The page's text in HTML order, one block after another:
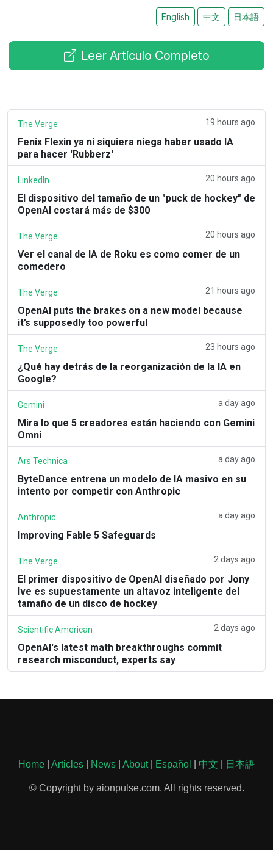
English 中文 日本語
Leer Artículo Completo
The Verge 19 hours ago
Fenix Flexin ya ni siquiera niega haber usado IA
para hacer 'Rubberz'
LinkedIn 20 hours ago
El dispositivo del tamaño de un "puck de hockey" de
OpenAI costará más de $300
The Verge 20 hours ago
Ver el canal de IA de Roku es como comer de un
comedero
The Verge 21 hours ago
OpenAI puts the brakes on a new model because
it’s supposedly too powerful
The Verge 23 hours ago
¿Qué hay detrás de la reorganización de la IA en
Google?
Gemini a day ago
Mira lo que 5 creadores están haciendo con Gemini
Omni
Ars Technica a day ago
ByteDance entrena un modelo de IA masivo en su
intento por competir con Anthropic
Anthropic a day ago
Improving Fable 5 Safeguards
The Verge 2 days ago
El primer dispositivo de OpenAI diseñado por Jony
Ive es supuestamente un altavoz inteligente del
tamaño de un disco de hockey
Scientific American 2 days ago
OpenAI's latest math breakthroughs commit
research misconduct, experts say
Home Articles News About| Español 中文 日本語
© Copyright by aionpulse.com. All rights reserved.